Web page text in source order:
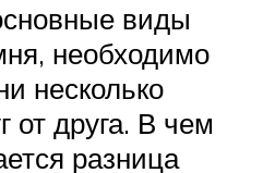
виды
необходимо
несколько
от друга. В чем
разница